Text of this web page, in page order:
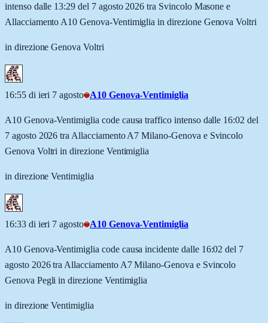
intenso dalle 13:29 del 7 agosto 2026 tra Svincolo Masone e
Allacciamento A10 Genova-Ventimiglia in direzione Genova Voltri
in direzione Genova Voltri
16:55 di ieri 7 agosto A10 Genova-Ventimiglia
A10 Genova-Ventimiglia code causa traffico intenso dalle 16:02 del
7 agosto 2026 tra Allacciamento A7 Milano-Genova e Svincolo
Genova Voltri in direzione Ventimiglia
in direzione Ventimiglia
16:33 di ieri 7 agosto A10 Genova-Ventimiglia
A10 Genova-Ventimiglia code causa incidente dalle 16:02 del 7
agosto 2026 tra Allacciamento A7 Milano-Genova e Svincolo
Genova Pegli in direzione Ventimiglia
in direzione Ventimiglia